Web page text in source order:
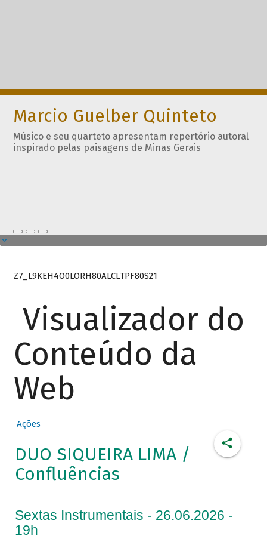
Marcio Guelber Quinteto
Músico e seu quarteto apresentam repertório autoral
inspirado pelas paisagens de Minas Gerais
Z7_L9KEH4O0LORH80ALCLTPF80S21
Visualizador do
Conteúdo da
Web
Ações
DUO SIQUEIRA LIMA /
Confluências
Sextas Instrumentais - 26.06.2026 -
19h